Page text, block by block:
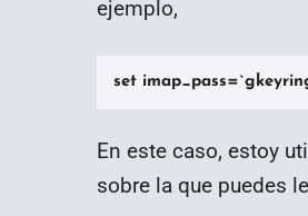
ejemplo,
set
En este caso, estoy
sobre la que puedes